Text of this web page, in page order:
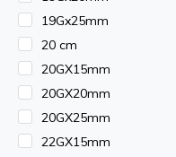
19Gx25mm
20 cm
20GX15mm
20GX20mm
20GX25mm
22GX15mm